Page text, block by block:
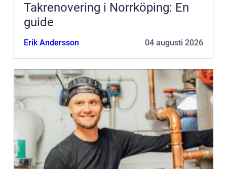
Takrenovering i Norrköping: En
guide
Erik Andersson 04 augusti 2026